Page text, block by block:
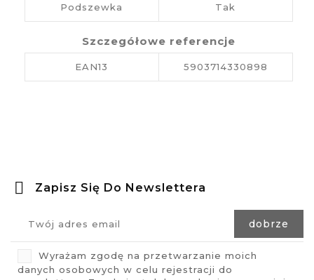
Podszewka Tak
Szczegółowe referencje
EAN13 5903714330898
Zapisz Się Do Newslettera
Wyrażam zgodę na przetwarzanie moich
danych osobowych w celu rejestracji do